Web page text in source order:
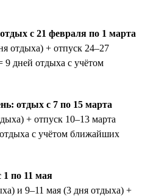
с 21 февраля по 1 марта
отдыха) + отпуск 24–27
9 дней отдыха с учётом
отдых с 7 по 15 марта
+ отпуск 10–13 марта
с учётом ближайших
по 11 мая
и 9–11 мая (3 дня отдыха) +